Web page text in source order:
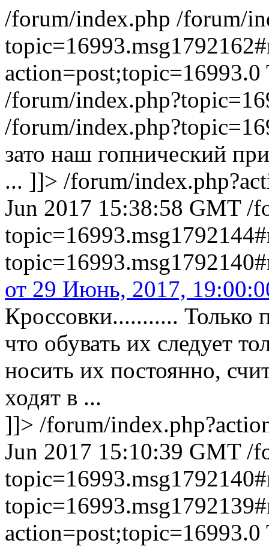
/forum/index.php /forum/
action=post;topic=16993.0
/forum/
/forum/
зато наш гопнический
... ]]> /forum/
Jun 2017 15:38:58 GMT /
от 29 Июнь, 2017,
Кроссовки........... Только
что обувать их следует
носить их постоянно,
ходят в ...
]]> /forum/
Jun 2017 15:10:39 GMT /
action=post;topic=16993.0